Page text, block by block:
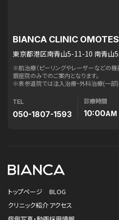
BIANCA CLINIC
東京都港区南青山5-11-10 南青山
※肌治療（ピーリングやレーザーなどの機
銀座院のみでのご案内となります。
※表参道院では注入治療・外科治療(一部)
TEL
050-1807-1593
診療時間
10:00AM
トップページ
クリニック紹介
BLOG
アクセス